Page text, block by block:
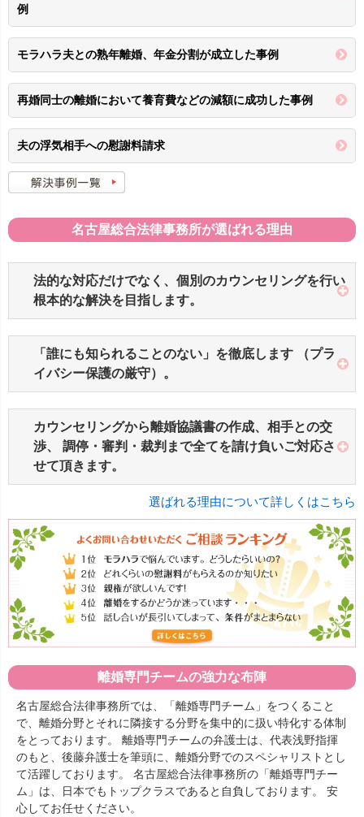
例
モラハラ夫との熟年離婚、年金分割が成立した事例
再婚同士の離婚において養育費などの減額に成功した事例
夫の浮気相手への慰謝料請求
名古屋総合法律事務所が選ばれる理由
法的な対応だけでなく、個別のカウンセリングを行い
根本的な解決を目指します。
「誰にも知られることのない」を徹底します （プラ
イバシー保護の厳守）。
カウンセリングから離婚協議書の作成、相手との交
渉、 調停・審判・裁判まで全てを請け負いご対応さ
せて頂きます。
選ばれる理由について詳しくはこちら
離婚専門チームの強力な布陣
名古屋総合法律事務所では、「離婚専門チーム」をつくること
で、離婚分野とそれに隣接する分野を集中的に扱い特化する体制
をとっております。 離婚専門チームの弁護士は、代表浅野指揮
のもと、後藤弁護士を筆頭に、離婚分野でのスペシャリストとし
て活躍しております。 名古屋総合法律事務所の「離婚専門チー
ム」は、日本でもトップクラスであると自負しております。 安
心してお任せください。